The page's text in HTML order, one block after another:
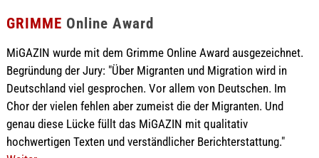
GRIMME Online Award
MiGAZIN wurde mit dem Grimme Online Award ausgezeichnet.
Begründung der Jury: "Über Migranten und Migration wird in
Deutschland viel gesprochen. Vor allem von Deutschen. Im
Chor der vielen fehlen aber zumeist die der Migranten. Und
genau diese Lücke füllt das MiGAZIN mit qualitativ
hochwertigen Texten und verständlicher Berichterstattung."